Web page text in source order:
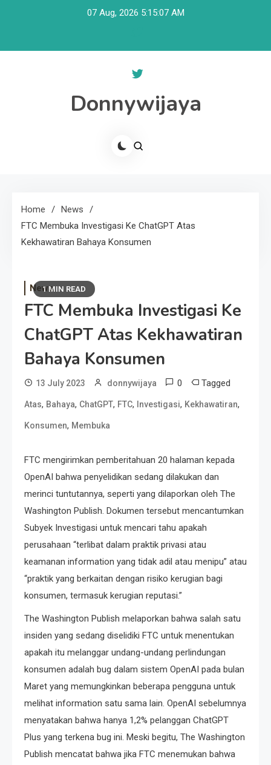
07 Aug, 2026 5:15:07 AM
Donnywijaya
Home
News
FTC Membuka Investigasi Ke ChatGPT Atas
Kekhawatiran Bahaya Konsumen
1 MIN READ
News
FTC Membuka Investigasi Ke
ChatGPT Atas Kekhawatiran
Bahaya Konsumen
13 July 2023 donnywijaya 0 Tagged
Atas, Bahaya, ChatGPT, FTC, Investigasi, Kekhawatiran,
Konsumen, Membuka
FTC mengirimkan pemberitahuan 20 halaman kepada
OpenAI bahwa penyelidikan sedang dilakukan dan
merinci tuntutannya, seperti yang dilaporkan oleh The
Washington Publish. Dokumen tersebut mencantumkan
Subyek Investigasi untuk mencari tahu apakah
perusahaan “terlibat dalam praktik privasi atau
keamanan information yang tidak adil atau menipu” atau
“praktik yang berkaitan dengan risiko kerugian bagi
konsumen, termasuk kerugian reputasi.”
The Washington Publish melaporkan bahwa salah satu
insiden yang sedang diselidiki FTC untuk menentukan
apakah itu melanggar undang-undang perlindungan
konsumen adalah bug dalam sistem OpenAI pada bulan
Maret yang memungkinkan beberapa pengguna untuk
melihat information satu sama lain. OpenAI sebelumnya
menyatakan bahwa hanya 1,2% pelanggan ChatGPT
Plus yang terkena bug ini. Meski begitu, The Washington
Publish mencatat bahwa jika FTC menemukan bahwa